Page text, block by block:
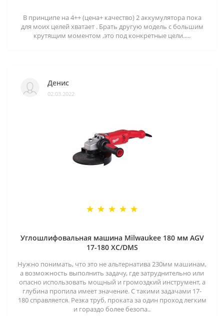
В принципе на 4++ (цена+ качество) 2 аккумулятора пока
для моих целей хватает . Брать другую модель с большим
крутящим моментом ,это под конкретные цели.....
Денис
02.03.2022
Углошлифовальная машина Milwaukee 180 мм AGV
17-180 XC/DMS
Нужно понимать, что это не альтернатива 230мм машинам,
а возможность выполнить задачу, где затруднительно или
опасно использовать мощный и громоздкий инструмент, а
глубина пропила имеет значение. С такими задачами 17-
180 справляется. Резка труб, проката за один проход легким
и гораздо более безопа..